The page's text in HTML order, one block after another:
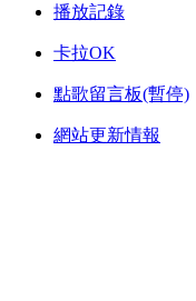
播放記錄
卡拉OK
點歌留言板(暫停)
網站更新情報